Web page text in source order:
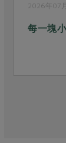
2026年07
每一塊